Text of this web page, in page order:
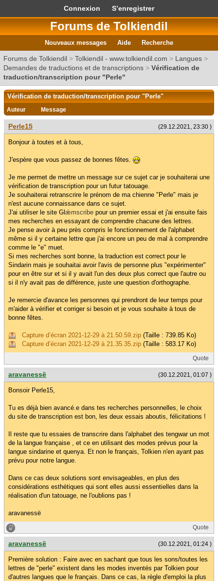
Connexion S’enregistrer
Forums de Tolkiendil
Nouveaux messages Aide Recherche
Forums de Tolkiendil > Tolkiendil - www.tolkiendil.com > Langues >
Demandes de traductions et de transcriptions > Vérification de
traduction/transcription pour "Perle"
Vérification de traduction/transcription pour "Perle"
Auteur Message
(29.12.2021, 23:30 )
Perle15
Bonjour à toutes et à tous,
J'espère que vous passez de bonnes fêtes.
Je me permet de mettre un message sur ce sujet car je souhaiterai une
vérification de transcription pour un futur tatouage.
Je souhaiterai retranscrire le prénom de ma chienne "Perle" mais je
n'est aucune connaissance dans ce sujet.
J'ai utiliser le site Gl ǽmscribe pour un premier essai et j'ai ensuite fais
mes recherches en essayant de comprendre chacune des lettres.
Je pense avoir à peu près compris le fonctionnement de l'alphabet
même si il y certaine lettre que j'ai encore un peu de mal à comprendre
comme le "e" muet.
Si mes recherches sont bonne, la traduction est correct pour le
Sindarin mais je souhaitai avoir l'avis de personne plus "expérimenter"
pour en être sur et si il y avait l'un des deux plus correct que l'autre ou
si il n'y avait pas de différence, juste une question d'orthographe.
Je remercie d'avance les personnes qui prendront de leur temps pour
m'aider à vérifier et corriger si besoin et je vous souhaite à tous de
bonne fêtes.
Capture d’écran 2021-12-29 à 21.50.59.zip (Taille : 739.85 Ko)
Capture d’écran 2021-12-29 à 21.35.35.zip (Taille : 583.17 Ko)
Quote
(30.12.2021, 01:07 )
aravanessë
Bonsoir Perle15,
Tu es déjà bien avancé.e dans tes recherches personnelles, le choix
du site de transcription est bon, les deux essais aboutis, félicitations !
Il reste que tu essaies de transcrire dans l'alphabet des tengwar un mot
de la langue française , et ce en utilisant des modes prévus pour la
langue sindarine et quenya. Et non le français, Tolkien n'en ayant pas
prévu pour notre langue.
Dans ce cas deux solutions sont envisageables, en plus des
considérations esthétiques qui sont elles aussi essentielles dans la
réalisation d'un tatouage, ne l'oublions pas !
aravanessë
Quote
(30.12.2021, 01:24 )
aravanessë
Première solution : Faire avec en sachant que tous les sons/toutes les
lettres de "perle" existent dans les modes inventés par Tolkien pour
d'autres langues que le français. Dans ce cas, la règle d'emploi la plus